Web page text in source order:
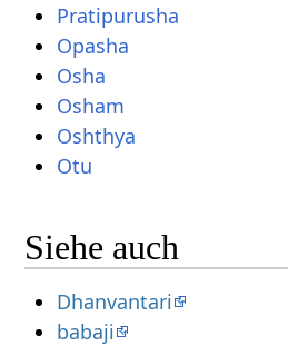
Pratipurusha
Opasha
Osha
Osham
Oshthya
Otu
Siehe auch
Dhanvantari
babaji